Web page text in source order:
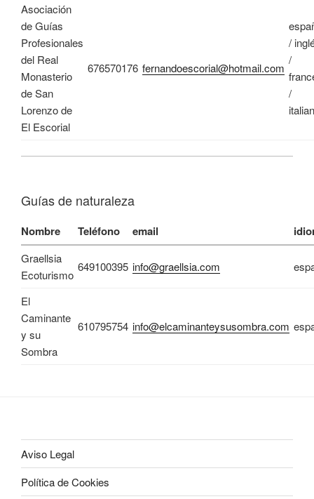
Asociación
de Guías
Profesionales
del Real
Monasterio
de San
Lorenzo de
El Escorial
676570176 fernandoescorial@hotmail.com
/
/
/
Guías de naturaleza
Nombre Teléfono email
Graellsia
Ecoturismo
649100395 info@graellsia.com
El
Caminante
y su
Sombra
610795754 info@elcaminanteysusombra.com
Aviso Legal
Política de Cookies